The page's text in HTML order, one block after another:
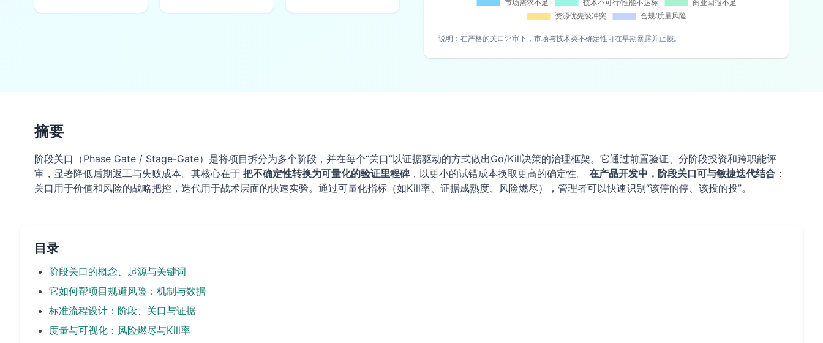
说明：在严格的关口评审下，市场与技术类不确定性可在早期暴露并止损。
摘要
阶段关口（Phase Gate / Stage-Gate）是将项目拆分为多个阶段，并在每个“关口”以证据驱动的方式做出Go/Kill决策的治理框架。它通过前置验证、分阶段投资和跨职能评
审，显著降低后期返工与失败成本。其核心在于 把不确定性转换为可量化的验证里程碑，以更小的试错成本换取更高的确定性。 在产品开发中，阶段关口可与敏捷迭代结合 ：
关口用于价值和风险的战略把控，迭代用于战术层面的快速实验。通过可量化指标（如Kill率、证据成熟度、风险燃尽），管理者可以快速识别“该停的停、该投的投”。
目录
阶段关口的概念、起源与关键词
它如何帮项目规避风险：机制与数据
标准流程设计：阶段、关口与证据
度量与可视化：风险燃尽与Kill率